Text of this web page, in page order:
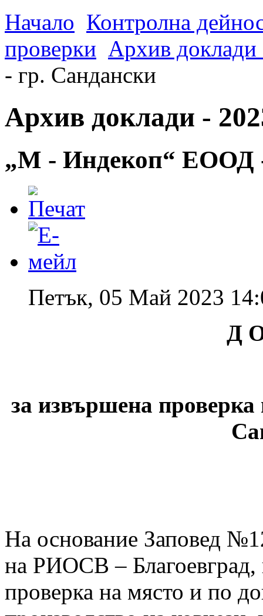
Начало Контролна
проверки Архив
- гр. Сандански
Архив доклади -
„М - Индекоп“ ЕООД
Петък, 05 Май 2023
Д
за извършена
На основание Заповед
на РИОСВ – Благоевград,
проверка на място и по